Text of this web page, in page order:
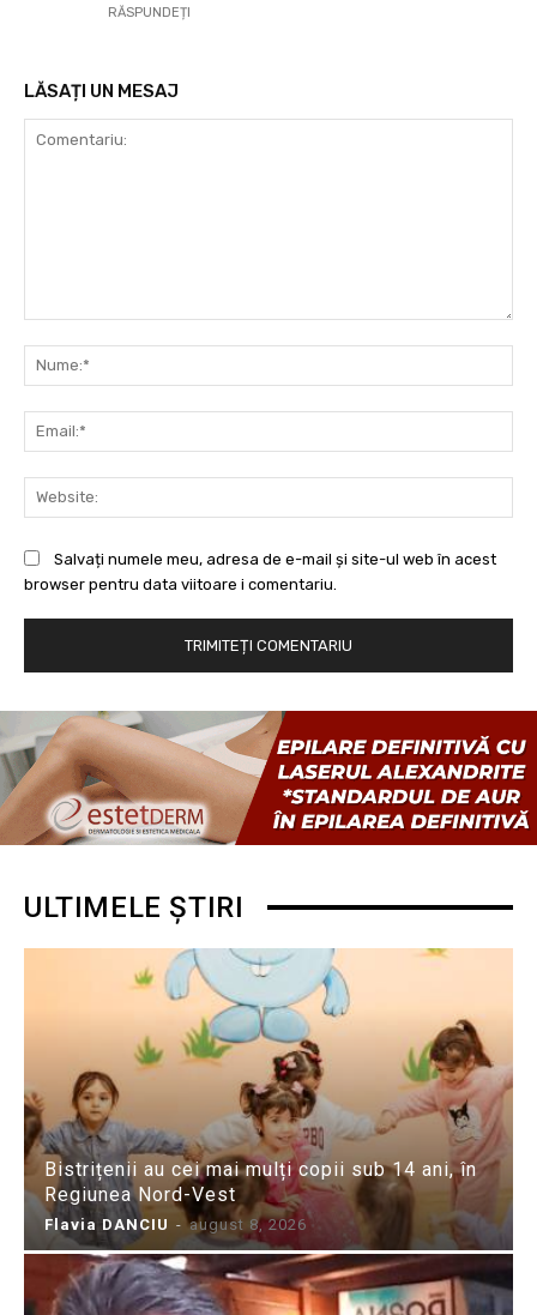
RĂSPUNDEȚI
LĂSAȚI UN MESAJ
Salvați numele meu, adresa de e-mail și site-ul web în acest
browser pentru data viitoare i comentariu.
ULTIMELE ȘTIRI
Bistrițenii au cei mai mulți copii sub 14 ani, în
Regiunea Nord-Vest
Flavia DANCIU - august 8, 2026